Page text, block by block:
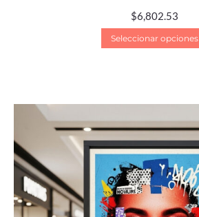
$6,802.53
Seleccionar opciones